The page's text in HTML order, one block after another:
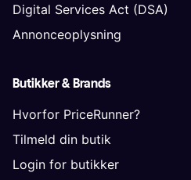
Digital Services Act (DSA)
Annonceoplysning
Butikker & Brands
Hvorfor PriceRunner?
Tilmeld din butik
Login for butikker